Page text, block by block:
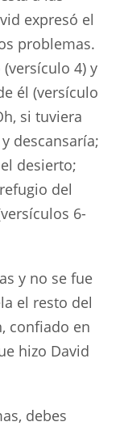
expresó el
problemas.
4) y
él (versículo
si tuviera
descansaría;
desierto;
del
6-
y no se fue
el resto del
confiado en
hizo David
debes